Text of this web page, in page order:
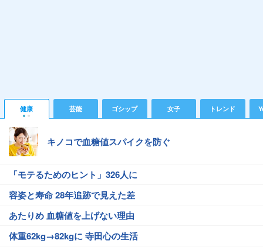
健康 芸能 ゴシップ 女子 トレンド
キノコで血糖値スパイクを防ぐ
「モテるためのヒント」326人に
容姿と寿命 28年追跡で見えた差
あたりめ 血糖値を上げない理由
体重62kg→82kgに 寺田心の生活